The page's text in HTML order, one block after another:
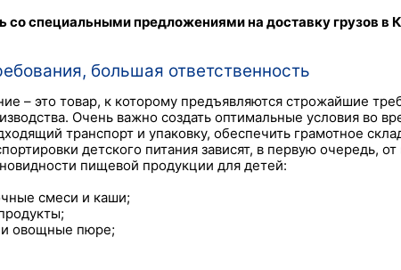
со специальными предложениями на доставку грузов в
большая ответственность
– это товар, к которому предъявляются строжайшие
Очень важно создать оптимальные условия во
транспорт и упаковку, обеспечить грамотное
детского питания зависят, в первую очередь,
пищевой продукции для детей:
смеси и каши;
овощные пюре;